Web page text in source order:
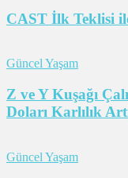
CAST İlk Teklisi
Güncel Yaşam
Z ve Y Kuşağı
Doları Karlılık
Güncel Yaşam